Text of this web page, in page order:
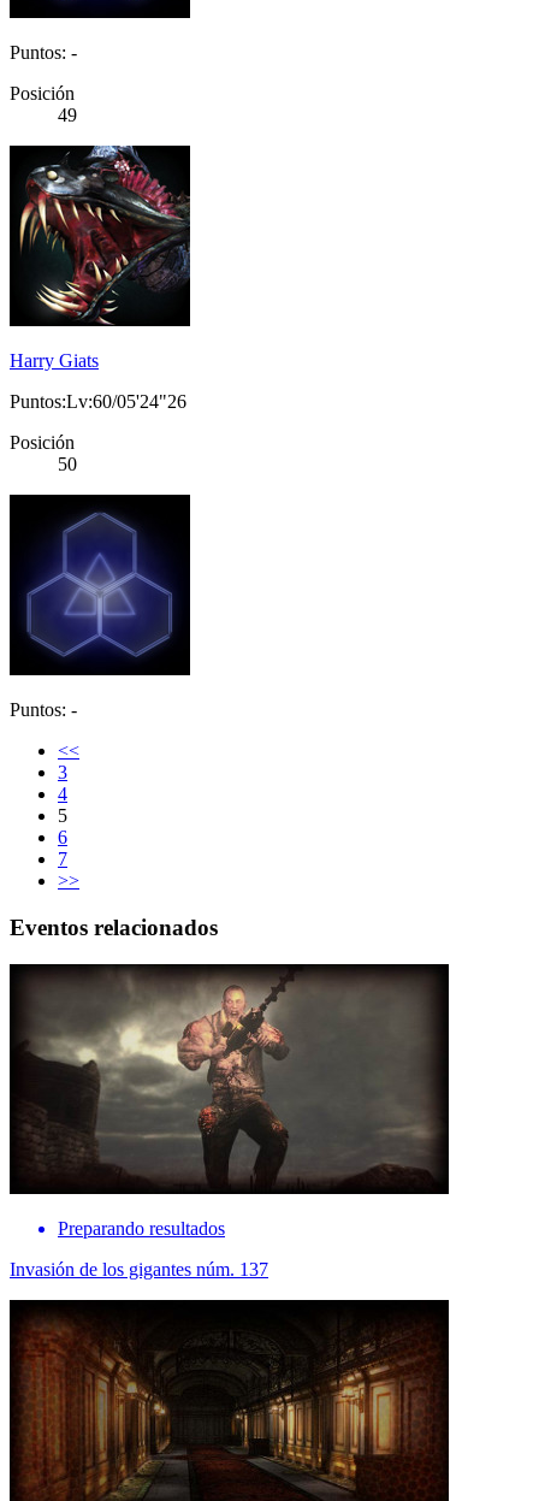
Puntos: -
Posición
49
Harry Giats
Puntos:Lv:60/05'24"26
Posición
50
Puntos: -
<<
3
4
5
6
7
>>
Eventos relacionados
Preparando resultados
Invasión de los gigantes núm. 137